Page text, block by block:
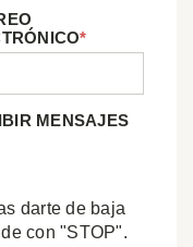
*
MENSAJES
darte de baja
con "STOP".